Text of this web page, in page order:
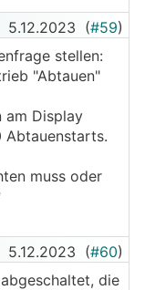
5.12.2023 (#59)
stellen:
"Abtauen"
am Display
Abtauenstarts.
muss oder
5.12.2023 (#60)
die